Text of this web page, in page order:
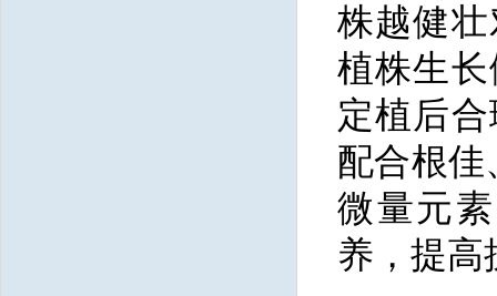
株越健
植株生
定植后
配合根佳
微量元
养，提高